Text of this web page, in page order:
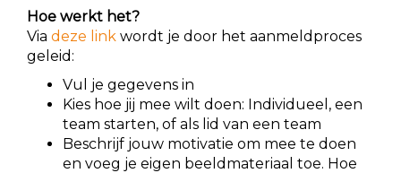
Hoe werkt het?
Via deze link wordt je door het aanmeldproces
geleid:
Vul je gegevens in
Kies hoe jij mee wilt doen: Individueel, een
team starten, of als lid van een team
Beschrijf jouw motivatie om mee te doen
en voeg je eigen beeldmateriaal toe. Hoe